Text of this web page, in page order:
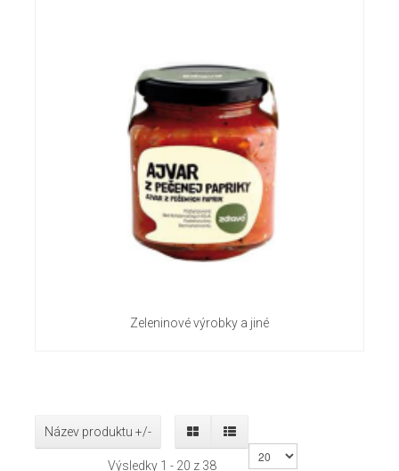
Zeleninové výrobky a jiné
Název produktu +/-
Výsledky 1 - 20 z 38